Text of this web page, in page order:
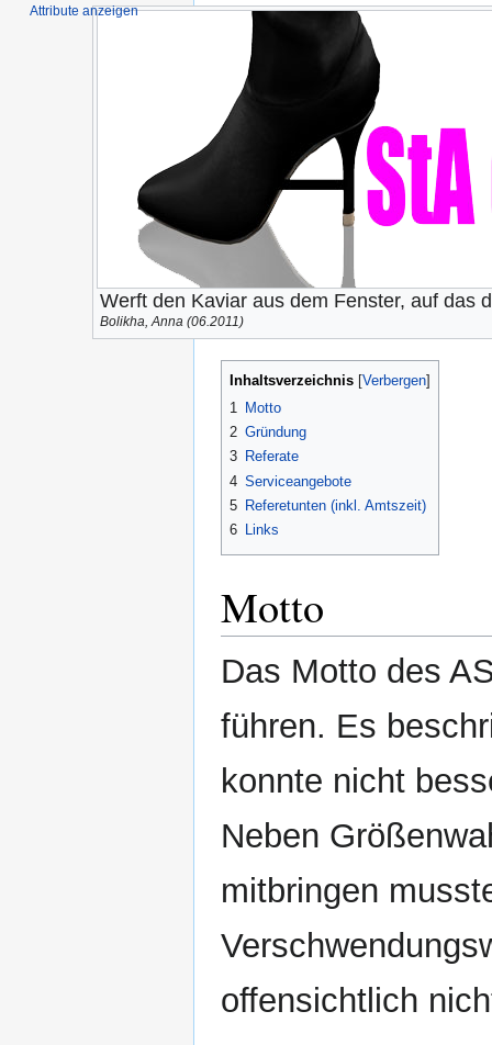
Werft den Kaviar aus dem Fenster, auf das
Bolikha, Anna (06.2011)
Inhaltsverzeichnis
1
Motto
2 Gründung
3 Referate
4 Serviceangebote
5 Referetunten (inkl. Amtszeit)
6 Links
Motto
Das Motto des
führen. Es
konnte nicht
Neben
mitbringen
offensichtlich
Attribute anzeigen